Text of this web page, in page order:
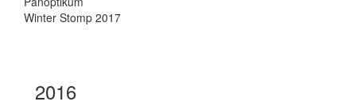
Winter Stomp 2017
2016